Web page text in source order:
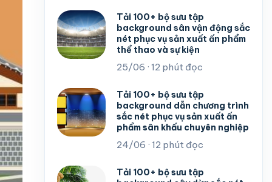
Tải 100+ bộ sưu tập
background sân vận động sắc
nét phục vụ sản xuất ấn phẩm
thể thao và sự kiện
25/06 · 12 phút đọc
Tải 100+ bộ sưu tập
background dẫn chương trình
sắc nét phục vụ sản xuất ấn
phẩm sân khấu chuyên nghiệp
24/06 · 12 phút đọc
Tải 100+ bộ sưu tập